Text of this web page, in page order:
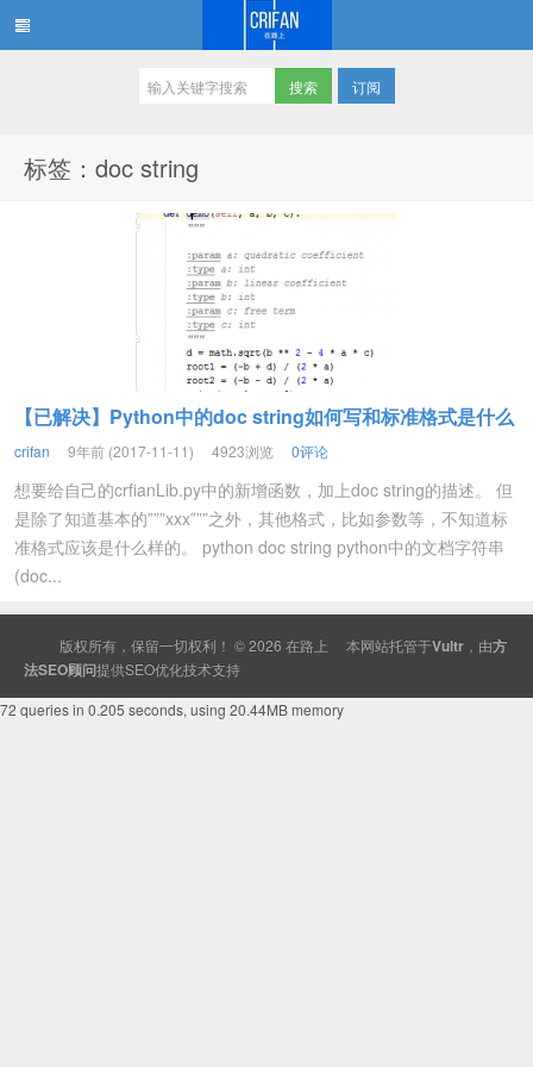
订阅
标签：doc string
【已解决】Python中的doc string如何写和标准格式是什么
crifan 9年前 (2017-11-11) 4923浏览 0评论
想要给自己的crfianLib.py中的新增函数，加上doc string的描述。 但
是除了知道基本的”””xxx”””之外，其他格式，比如参数等，不知道标
准格式应该是什么样的。 python doc string python中的文档字符串
(doc...
版权所有，保留一切权利！ © 2026 在路上 本网站托管于Vultr ，由方
法SEO顾问提供SEO优化技术支持
72 queries in 0.205 seconds, using 20.44MB memory